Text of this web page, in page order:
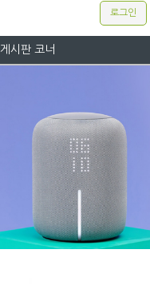
로그인
게시판 코너